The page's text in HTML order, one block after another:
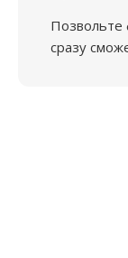
Позвольте
сразу